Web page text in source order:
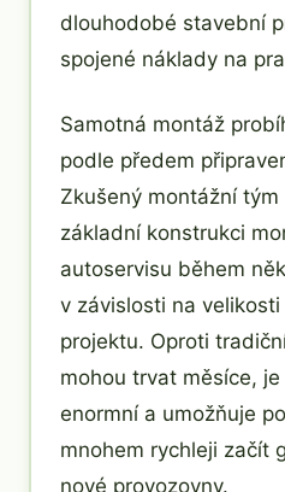
dlouhodobé stavební
spojené náklady na
Samotná montáž
podle předem
Zkušený montážní
základní konstrukci
autoservisu během
v závislosti na
projektu. Oproti
mohou trvat měsíce,
enormní a umožňuje
mnohem rychleji začít
nové provozovny.